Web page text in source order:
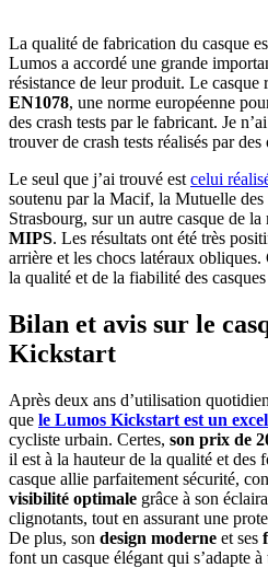
La qualité de fabrication du casque
Lumos a accordé une grande
résistance de leur produit. Le casque
EN1078, une norme européenne
des crash tests par le fabricant. Je
trouver de crash tests réalisés par
Le seul que j’ai trouvé est celui
soutenu par la Macif, la Mutuelle
Strasbourg, sur un autre casque de la
MIPS. Les résultats ont été très
arrière et les chocs latéraux
la qualité et de la fiabilité des
Bilan et avis sur le
Kickstart
Après deux ans d’utilisation
que le Lumos Kickstart est un
cycliste urbain. Certes, son prix de
il est à la hauteur de la qualité et des
casque allie parfaitement sécurité,
visibilité optimale grâce à son
clignotants, tout en assurant une
De plus, son design moderne et ses
font un casque élégant qui s’adapte à